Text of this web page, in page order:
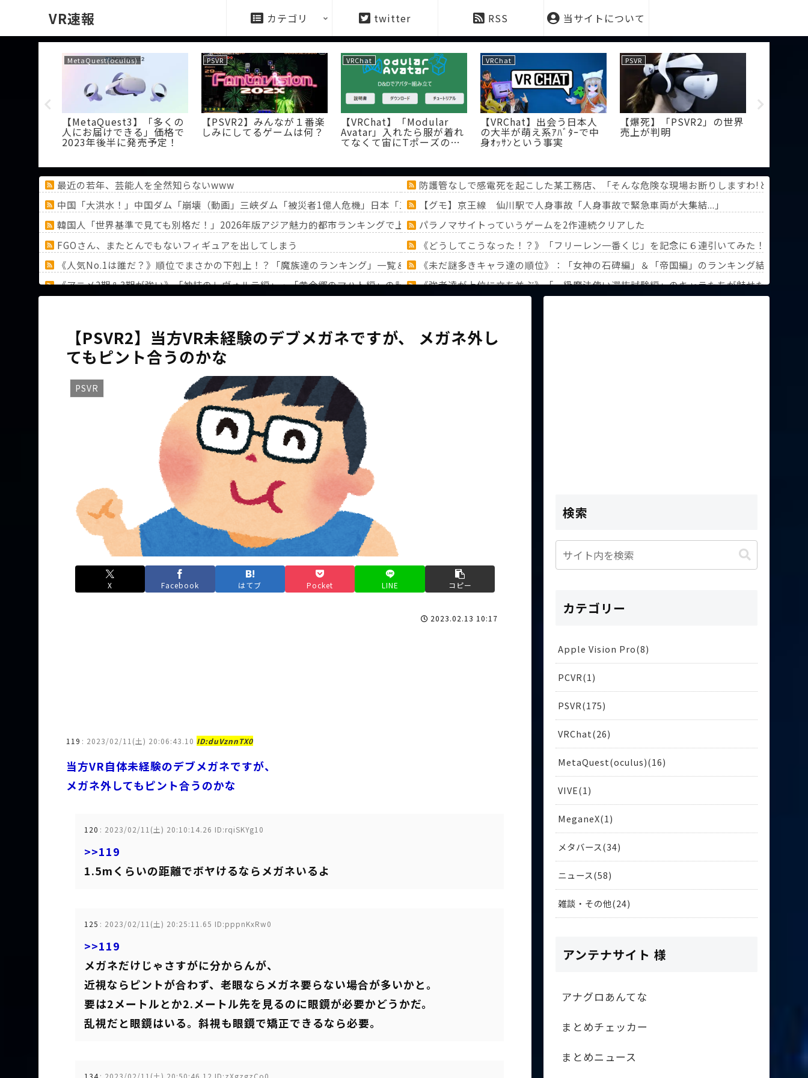
VR速報 カテゴリ twitter RSS 当サイトについて
MetaQuest(oculus)
【MetaQuest3】「多くの
人にお届けできる」価格で
2023年後半に発売予定！
PSVR
【PSVR2】みんなが１番楽
しみにしてるゲームは何？
VRChat
【VRChat】「Modular
Avatar」入れたら服が着れ
てなくて宙にTポーズのま
VRChat
【VRChat】出会う日本人
の大半が萌え系ｱﾊﾞﾀｰで中
身ｵｯｻﾝという事実
PSVR
【爆死】「PSVR2」の世界
売上が判明
最近の若年、芸能人を全然知らないwww
防護管なしで感電死を起こした某工務店、「そんな危険な現場お断りしますわ!と断って
中国「大洪水！」中国ダム「崩壊（動画」三峡ダム「被災者1億人危機」日本「三峡ﾀﾞﾑ決壊地図！」中国「はい（震え声」台風13号「中国直撃（猛烈な勢力で豪雨予測」→
【グモ】京王線 仙川駅で人身事故「人身事故で緊急車両が大集結...」
韓国人「世界基準で見ても別格だ！」2026年版アジア魅力的都市ランキングで上位を日本が独占し韓国人が衝撃！
パラノマサイトっていうゲームを2作連続クリアした
FGOさん、またとんでもないフィギュアを出してしまう
《どうしてこうなった！？》「フリーレン一番くじ」を記念に６連引いてみた！気づけ
《人気No.1は誰だ？》順位でまさかの下剋上！？「魔族達のランキング」一覧＆「ミミック」大特集！！【『葬送のフリーレン』第3回人気投票】
《未だ謎多きキャラ達の順位》：「女神の石碑編」＆「帝国編」のランキング結果を分
《アニメ2期＆3期が強い》「神技のレヴォルテ編」・「黄金郷のマハト編」の計31キャラのランキングを徹底解説！【『葬送のフリーレン』第3回人気投票】
《強者達が上位に立ち並ぶ》「一級魔法使い選抜試験編」のキャラたちが魅せた驚異の
Powered by livedoor 相互RSS
【PSVR2】当方VR未経験のデブメガネですが、 メガネ外し
てもピント合うのかな
PSVR
X Facebook はてブ Pocket LINE コピー
2023.02.13 10:17
119 : 2023/02/11(土) 20:06:43.10 ID:duVznnTX0
当方VR自体未経験のデブメガネですが、
メガネ外してもピント合うのかな
120 : 2023/02/11(土) 20:10:14.26 ID:rqiSKYg10
>>119
1.5mくらいの距離でボヤけるならメガネいるよ
125 : 2023/02/11(土) 20:25:11.65 ID:pppnKxRw0
>>119
メガネだけじゃさすがに分からんが、
近視ならピントが合わず、老眼ならメガネ要らない場合が多いかと。
要は2メートルとか2.メートル先を見るのに眼鏡が必要かどうかだ。
乱視だと眼鏡はいる。斜視も眼鏡で矯正できるなら必要。
検索
カテゴリー
Apple Vision Pro 8
PCVR 1
PSVR 175
VRChat 26
MetaQuest(oculus) 16
VIVE 1
MeganeX 1
メタバース 34
ニュース 58
雑談・その他 24
アンテナサイト 様
アナグロあんてな
まとめチェッカー
まとめニュース